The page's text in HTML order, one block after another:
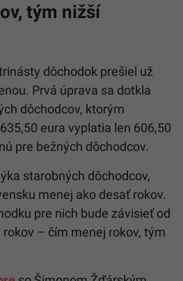
tým nižší
dôchodok prešiel už
Prvá úprava sa dotkla
dôchodcov, ktorým
eura vyplatia len 606,50
pre bežných dôchodcov.
starobných dôchodcov,
menej ako desať rokov.
pre nich bude závisieť od
– čím menej rokov, tým